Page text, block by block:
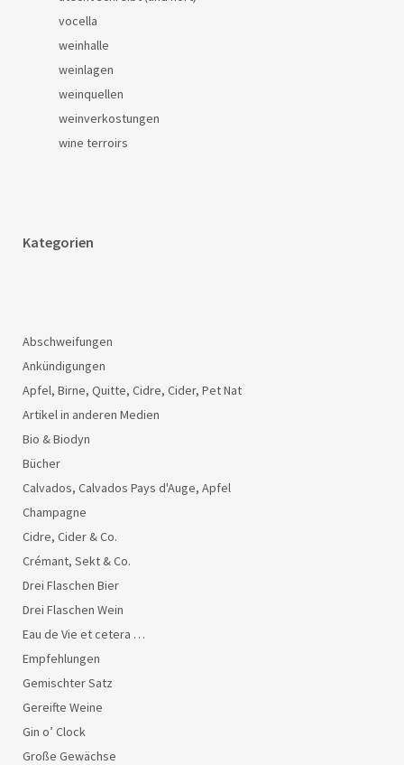
vocella
weinhalle
weinlagen
weinquellen
weinverkostungen
wine terroirs
Kategorien
Abschweifungen
Ankündigungen
Apfel, Birne, Quitte, Cidre, Cider, Pet Nat
Artikel in anderen Medien
Bio & Biodyn
Bücher
Calvados, Calvados Pays d'Auge, Apfel
Champagne
Cidre, Cider & Co.
Crémant, Sekt & Co.
Drei Flaschen Bier
Drei Flaschen Wein
Eau de Vie et cetera …
Empfehlungen
Gemischter Satz
Gereifte Weine
Gin o’ Clock
Große Gewächse